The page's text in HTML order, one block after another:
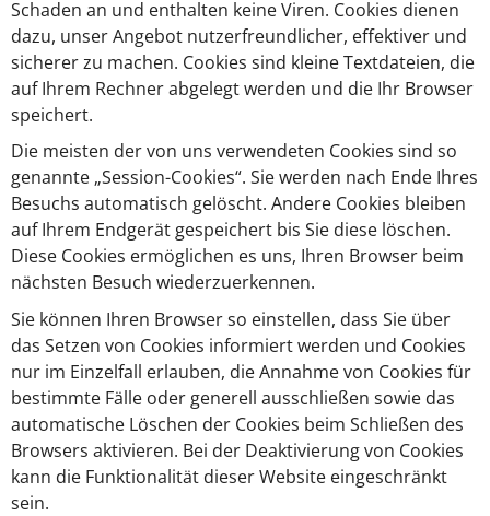
Schaden an und enthalten keine Viren. Cookies dienen
dazu, unser Angebot nutzerfreundlicher, effektiver und
sicherer zu machen. Cookies sind kleine Textdateien, die
auf Ihrem Rechner abgelegt werden und die Ihr Browser
speichert.
Die meisten der von uns verwendeten Cookies sind so
genannte „Session-Cookies“. Sie werden nach Ende Ihres
Besuchs automatisch gelöscht. Andere Cookies bleiben
auf Ihrem Endgerät gespeichert bis Sie diese löschen.
Diese Cookies ermöglichen es uns, Ihren Browser beim
nächsten Besuch wiederzuerkennen.
Sie können Ihren Browser so einstellen, dass Sie über
das Setzen von Cookies informiert werden und Cookies
nur im Einzelfall erlauben, die Annahme von Cookies für
bestimmte Fälle oder generell ausschließen sowie das
automatische Löschen der Cookies beim Schließen des
Browsers aktivieren. Bei der Deaktivierung von Cookies
kann die Funktionalität dieser Website eingeschränkt
sein.